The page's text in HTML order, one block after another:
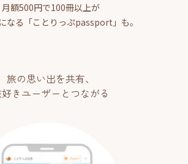
月額500円で100冊以上が
なる「ことりっぷpassport」も。
旅の思い出を共有、
きユーザーとつながる